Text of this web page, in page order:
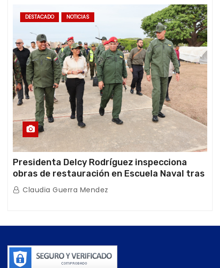
DESTACADO NOTICIAS
Presidenta Delcy Rodríguez inspecciona
obras de restauración en Escuela Naval tras
afectaciones sísmicas en La Guaira
Claudia Guerra Mendez